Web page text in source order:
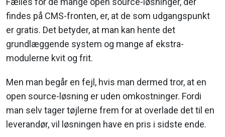
findes på CMS-fronten, er, at de som udgangspunkt
er gratis. Det betyder, at man kan hente det
grundlæggende system og mange af ekstra-
modulerne kvit og frit.
Men man begår en fejl, hvis man dermed tror, at en
open source-løsning er uden omkostninger. Fordi
man selv tager tøjlerne frem for at overlade det til en
leverandør, vil løsningen have en pris i sidste ende.